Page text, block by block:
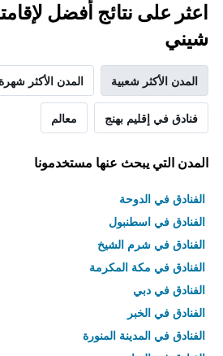
اعثر على نتائج أفضل
شيني
المدن الأكثر شعبية المدن الأكثر شهرة
فنادق في إقليم بهنج معالم
المدن التي يبحث عنها مستخدمونا
الفنادق في الدوحة
الفنادق في اسطنبول
الفنادق في شرم الشيخ
الفنادق في مكة المكرمة
الفنادق في دبي
الفنادق في الخبر
الفنادق في المدينة المنورة